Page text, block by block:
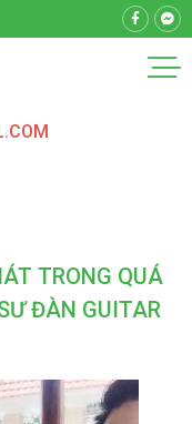
TRONG QUÁ
ĐÀN GUITAR